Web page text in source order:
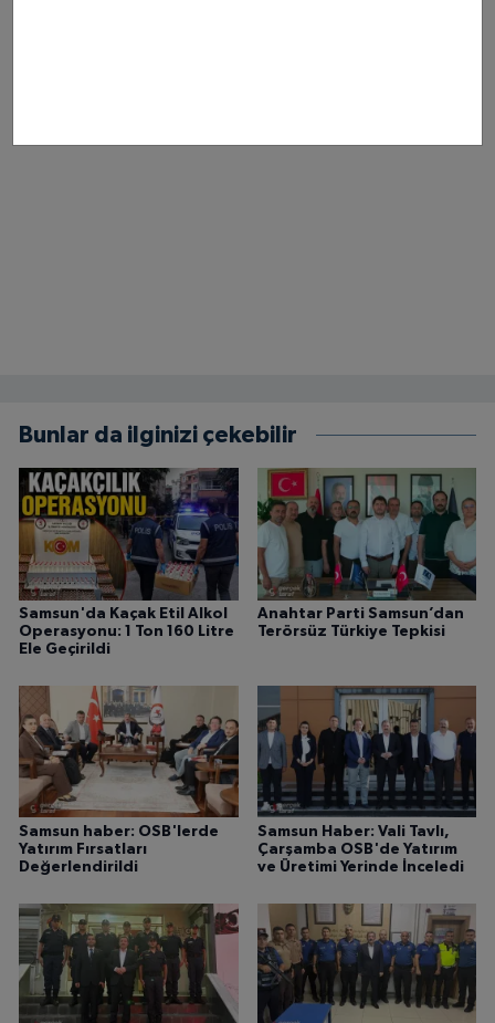
Bunlar da ilginizi çekebilir
Samsun'da Kaçak Etil Alkol
Operasyonu: 1 Ton 160 Litre
Ele Geçirildi
Anahtar Parti Samsun’dan
Terörsüz Türkiye Tepkisi
Samsun haber: OSB'lerde
Yatırım Fırsatları
Değerlendirildi
Samsun Haber: Vali Tavlı,
Çarşamba OSB'de Yatırım
ve Üretimi Yerinde İnceledi